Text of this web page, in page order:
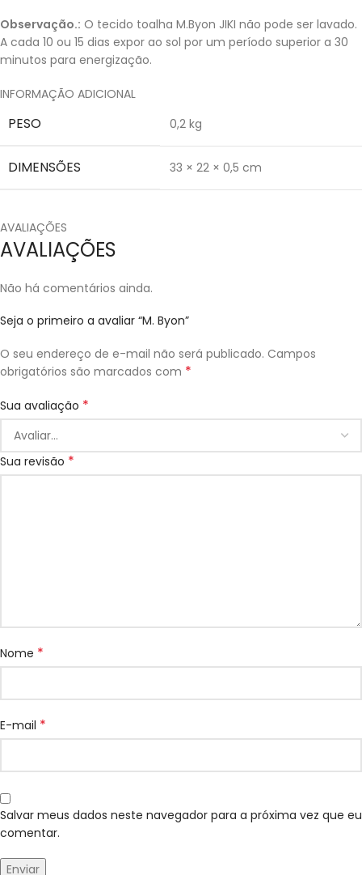
Observação.: O tecido toalha M.Byon JIKI não pode ser lavado.
A cada 10 ou 15 dias expor ao sol por um período superior a 30
minutos para energização.
INFORMAÇÃO ADICIONAL
PESO 0,2 kg
DIMENSÕES 33 × 22 × 0,5 cm
AVALIAÇÕES
AVALIAÇÕES
Não há comentários ainda.
Seja o primeiro a avaliar “M. Byon”
O seu endereço de e-mail não será publicado. Campos
obrigatórios são marcados com *
Sua avaliação *
Sua revisão *
Nome *
E-mail *
Salvar meus dados neste navegador para a próxima vez que eu
comentar.